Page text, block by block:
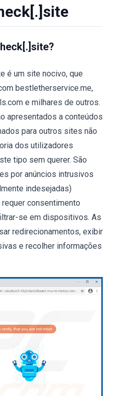
é um site nocivo, que
bestletherservice.me,
e milhares de outros.
apresentados a conteúdos
para outros sites não
dos utilizadores
tipo sem querer. São
por anúncios intrusivos
indesejadas)
consentimento
se em dispositivos. As
redirecionamentos, exibir
e recolher informações